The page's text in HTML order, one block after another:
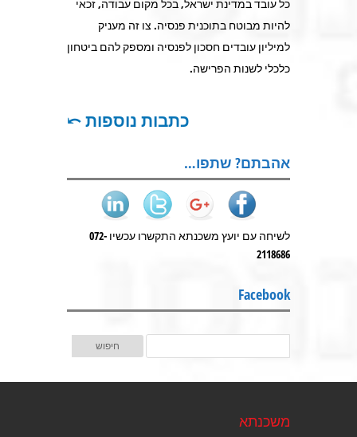
כל עובד במדינת ישראל, בכל מקום עבודה, זכאי
להיות מבוטח בתוכנית פנסיה. צו זה מעניק
למיליון עובדים חסכון לפנסיה ומספק להם ביטחון
כלכלי לשנות הפרישה.
כתבות נוספות ⤺
אהבתם? שתפו…
לשיחה עם יועץ משכנתא התקשרו עכשיו 072-
2118686
Facebook
משכנתא